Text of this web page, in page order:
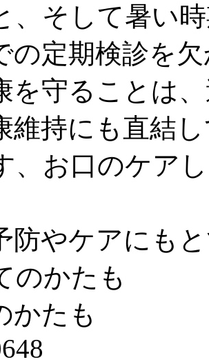
、そして暑い
の定期検診を
を守ることは
維持にも直結
、お口のケア
防やケアにも
のかたも
かたも